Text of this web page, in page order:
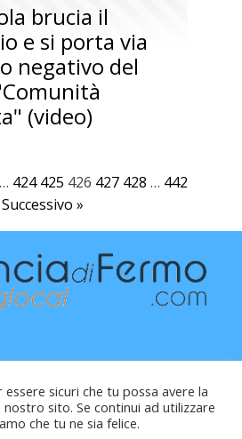
brucia il
e si porta via
negativo del
(video)
… 424 425 426 427 428 … 442
Successivo »
10 - 61121 Pesaro (PU) -
sicuri che tu possa avere la
sito. Se continui ad utilizzare
che tu ne sia felice.